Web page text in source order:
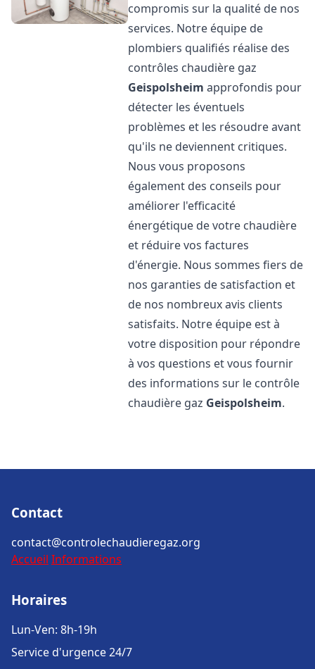
compromis sur la qualité de nos
services. Notre équipe de
plombiers qualifiés réalise des
contrôles chaudière gaz
Geispolsheim approfondis pour
détecter les éventuels
problèmes et les résoudre avant
qu'ils ne deviennent critiques.
Nous vous proposons
également des conseils pour
améliorer l'efficacité
énergétique de votre chaudière
et réduire vos factures
d'énergie. Nous sommes fiers de
nos garanties de satisfaction et
de nos nombreux avis clients
satisfaits. Notre équipe est à
votre disposition pour répondre
à vos questions et vous fournir
des informations sur le contrôle
chaudière gaz Geispolsheim.
Contact
contact@controlechaudieregaz.org
Accueil Informations
Horaires
Lun-Ven: 8h-19h
Service d'urgence 24/7